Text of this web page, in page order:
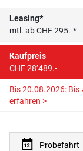
Leasing*
mtl. ab CHF 295.-*
Kaufpreis
CHF 28’489.-
Bis 20.08.2026:
erfahren >
Probefahrt